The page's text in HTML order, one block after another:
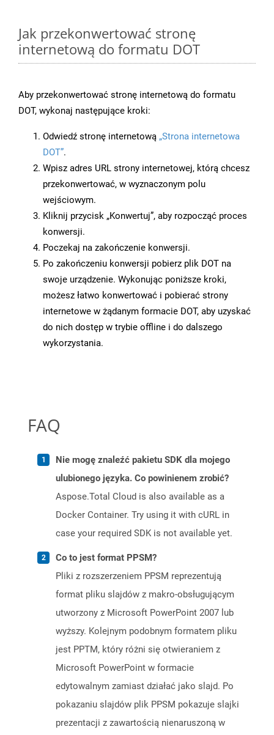
Jak przekonwertować stronę
internetową do formatu DOT
Aby przekonwertować stronę internetową do formatu
DOT, wykonaj następujące kroki:
Odwiedź stronę internetową „Strona internetowa
DOT”.
Wpisz adres URL strony internetowej, którą chcesz
przekonwertować, w wyznaczonym polu
wejściowym.
Kliknij przycisk „Konwertuj”, aby rozpocząć proces
konwersji.
Poczekaj na zakończenie konwersji.
Po zakończeniu konwersji pobierz plik DOT na
swoje urządzenie. Wykonując poniższe kroki,
możesz łatwo konwertować i pobierać strony
internetowe w żądanym formacie DOT, aby uzyskać
do nich dostęp w trybie offline i do dalszego
wykorzystania.
FAQ
Nie mogę znaleźć pakietu SDK dla mojego
ulubionego języka. Co powinienem zrobić?
Aspose.Total Cloud is also available as a
Docker Container. Try using it with cURL in
case your required SDK is not available yet.
Co to jest format PPSM?
Pliki z rozszerzeniem PPSM reprezentują
format pliku slajdów z makro-obsługującym
utworzony z Microsoft PowerPoint 2007 lub
wyższy. Kolejnym podobnym formatem pliku
jest PPTM, który różni się otwieraniem z
Microsoft PowerPoint w formacie
edytowalnym zamiast działać jako slajd. Po
pokazaniu slajdów plik PPSM pokazuje slajki
prezentacji z zawartością nienaruszoną w